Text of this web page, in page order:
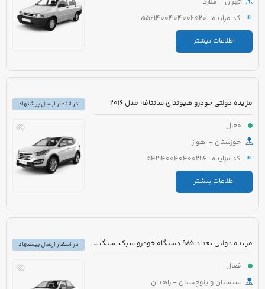
کد مزایده : 5521400404002520
اطلاعات بیشتر
مزایده دولتی خودرو هیوندای سانتافه مدل 2016
فعال
خوزستان - اهواز
کد مزایده : 5421400404002116
اطلاعات بیشتر
در انتظار ارسال پیشنهاد
مزایده دولتی تعداد 985 دستگاه خودرو سبک، سنگین و موتورسیکلت
فعال
سیستان و بلوچستان - زاهدان
در انتظار ارسال پیشنهاد